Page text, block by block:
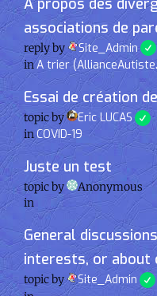
associations de
reply by Site_Admin
inA trier
Essai de création
topic by Eric LUCAS
inCOVID-19
Juste un test
topic by
Anonymous
in
General
interests, or about
topic by Site_Admin